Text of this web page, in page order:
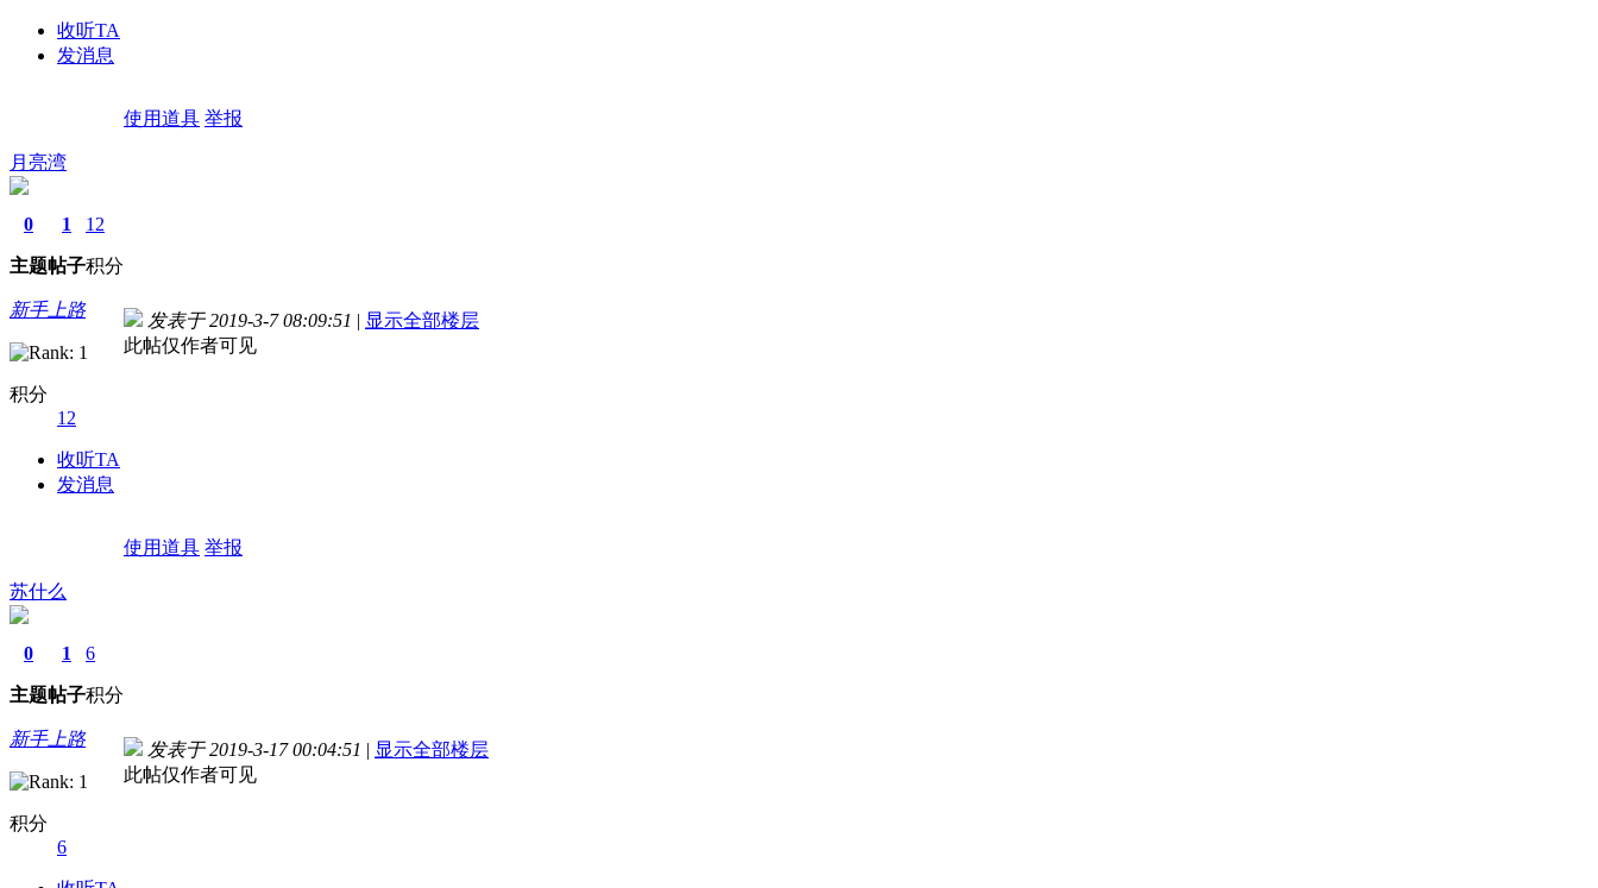
收听TA
发消息
使用道具 举报
月亮湾
0
主题
1
帖子
12
积分
新手上路
积分
12
收听TA
发消息
发表于 2019-3-7 08:09:51 | 显示全部楼层
此帖仅作者可见
使用道具 举报
苏什么
0
主题
1
帖子
6
积分
新手上路
积分
6
发表于 2019-3-17 00:04:51 | 显示全部楼层
此帖仅作者可见